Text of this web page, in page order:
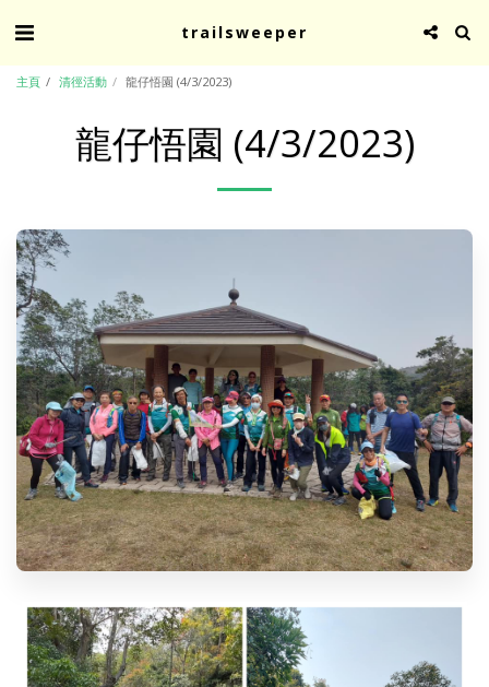
trailsweeper
主頁 清徑活動 龍仔悟園 (4/3/2023)
龍仔悟園 (4/3/2023)